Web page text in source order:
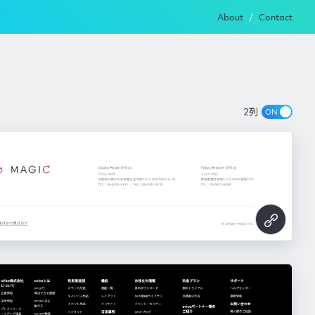
About Contact
2列